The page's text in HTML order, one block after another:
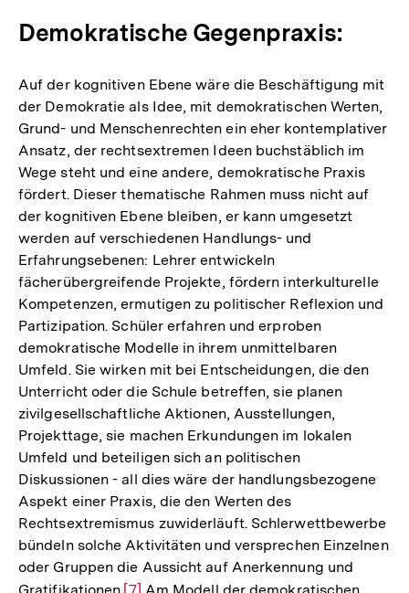
Demokratische Gegenpraxis:
Auf der kognitiven Ebene wäre die Beschäftigung mit
der Demokratie als Idee, mit demokratischen Werten,
Grund- und Menschenrechten ein eher kontemplativer
Ansatz, der rechtsextremen Ideen buchstäblich im
Wege steht und eine andere, demokratische Praxis
fördert. Dieser thematische Rahmen muss nicht auf
der kognitiven Ebene bleiben, er kann umgesetzt
werden auf verschiedenen Handlungs- und
Erfahrungsebenen: Lehrer entwickeln
fächerübergreifende Projekte, fördern interkulturelle
Kompetenzen, ermutigen zu politischer Reflexion und
Partizipation. Schüler erfahren und erproben
demokratische Modelle in ihrem unmittelbaren
Umfeld. Sie wirken mit bei Entscheidungen, die den
Unterricht oder die Schule betreffen, sie planen
zivilgesellschaftliche Aktionen, Ausstellungen,
Projekttage, sie machen Erkundungen im lokalen
Umfeld und beteiligen sich an politischen
Diskussionen - all dies wäre der handlungsbezogene
Aspekt einer Praxis, die den Werten des
Rechtsextremismus zuwiderläuft. Schlerwettbewerbe
bündeln solche Aktivitäten und versprechen Einzelnen
oder Gruppen die Aussicht auf Anerkennung und
Gratifikationen. Zur
[7] Am Modell der demokratischen